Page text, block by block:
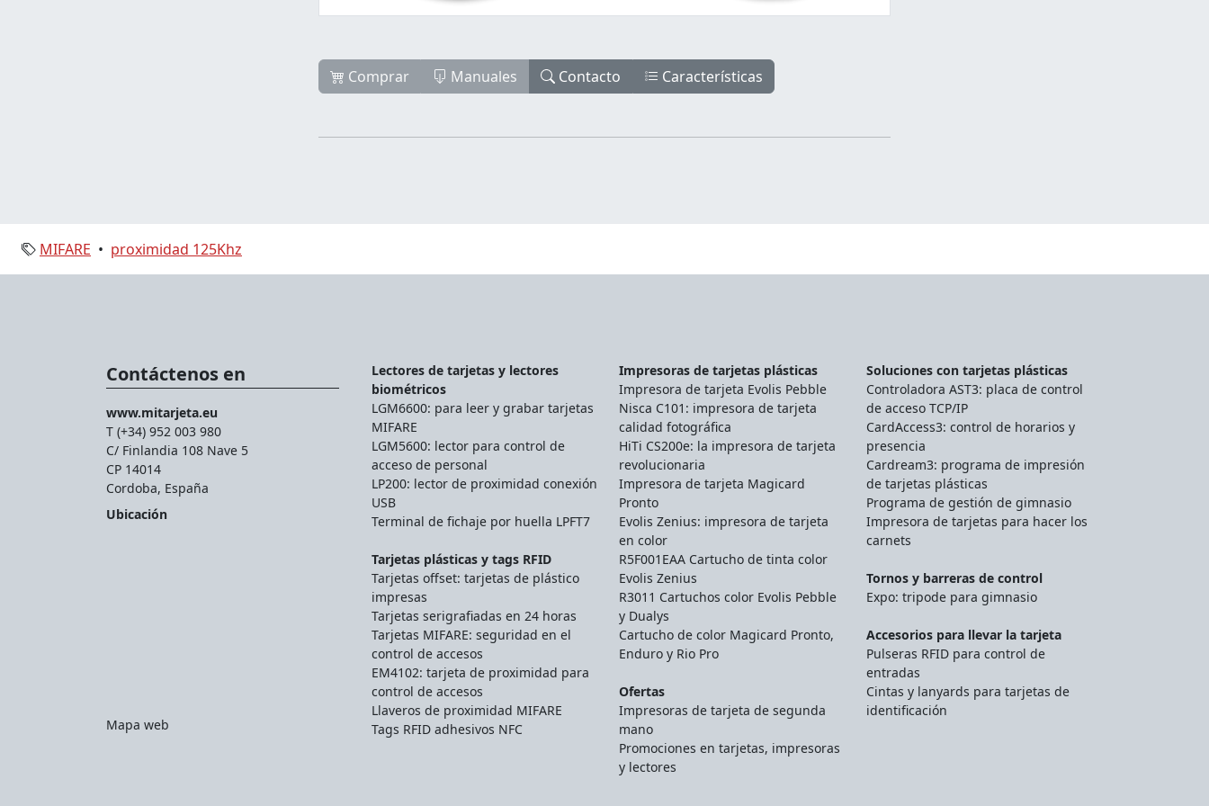
Comprar Manuales Contacto Características
MIFARE • proximidad 125Khz
Contáctenos en
www.mitarjeta.eu
T (+34) 952 003 980
C/ Finlandia 108 Nave 5
CP 14014
Cordoba, España
Ubicación
Mapa web
Lectores de tarjetas y lectores
biométricos
LGM6600: para leer y grabar tarjetas
MIFARE
LGM5600: lector para control de
acceso de personal
LP200: lector de proximidad conexión
USB
Terminal de fichaje por huella LPFT7
Tarjetas plásticas y tags RFID
Tarjetas offset: tarjetas de plástico
impresas
Tarjetas serigrafiadas en 24 horas
Tarjetas MIFARE: seguridad en el
control de accesos
EM4102: tarjeta de proximidad para
control de accesos
Llaveros de proximidad MIFARE
Tags RFID adhesivos NFC
Impresoras de tarjetas plásticas
Impresora de tarjeta Evolis Pebble
Nisca C101: impresora de tarjeta
calidad fotográfica
HiTi CS200e: la impresora de tarjeta
revolucionaria
Impresora de tarjeta Magicard
Pronto
Evolis Zenius: impresora de tarjeta
en color
R5F001EAA Cartucho de tinta color
Evolis Zenius
R3011 Cartuchos color Evolis Pebble
y Dualys
Cartucho de color Magicard Pronto,
Enduro y Rio Pro
Ofertas
Impresoras de tarjeta de segunda
mano
Promociones en tarjetas, impresoras
y lectores
Soluciones con tarjetas plásticas
Controladora AST3: placa de control
de acceso TCP/IP
CardAccess3: control de horarios y
presencia
Cardream3: programa de impresión
de tarjetas plásticas
Programa de gestión de gimnasio
Impresora de tarjetas para hacer los
carnets
Tornos y barreras de control
Expo: tripode para gimnasio
Accesorios para llevar la tarjeta
Pulseras RFID para control de
entradas
Cintas y lanyards para tarjetas de
identificación